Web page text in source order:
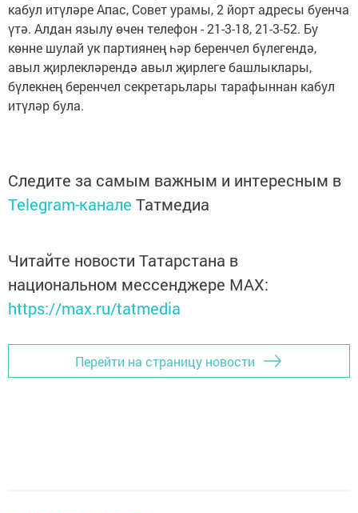
кабул итүләре Апас, Совет урамы, 2 йорт адресы буенча
үтә. Алдан язылу өчен телефон - 21-3-18, 21-3-52. Бу
көнне шулай ук партиянең һәр беренчел бүлегендә,
авыл җирлекләрендә авыл җирлеге башлыклары,
бүлекнең беренчел секретарьлары тарафыннан кабул
итүләр була.
Следите за самым важным и интересным в
Telegram-канале Татмедиа
Читайте новости Татарстана в
национальном мессенджере MАХ:
https://max.ru/tatmedia
Перейти на страницу новости